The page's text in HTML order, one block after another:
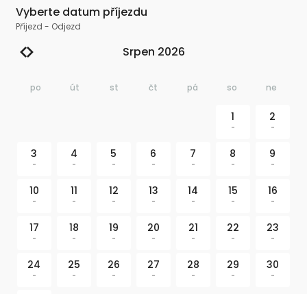
Vyberte datum příjezdu
Příjezd - Odjezd
Srpen 2026
po út st čt pá so ne
1
-
2
-
3
-
4
-
5
-
6
-
7
-
8
-
9
-
10
-
11
-
12
-
13
-
14
-
15
-
16
-
17
-
18
-
19
-
20
-
21
-
22
-
23
-
24
-
25
-
26
-
27
-
28
-
29
-
30
-